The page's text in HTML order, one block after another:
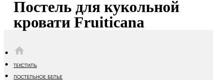
Постель для кукольной
кровати Fruiticana
ТЕКСТИЛЬ
ПОСТЕЛЬНОЕ БЕЛЬЕ